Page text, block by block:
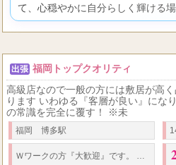
て、心穏やかに自分らしく輝ける
出張 福岡トップクオリティ
高級店なので一般の方には敷居が高
ります いわゆる『客層が良い』にな
の常識を完全に覆す！ ※未
福岡 博多駅
Ｗワークの方『大歓迎』です。
7